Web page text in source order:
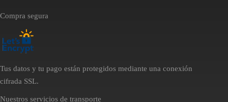
Compra segura
Tus datos y tu pago están protegidos mediante una conexión
cifrada SSL.
Nuestros servicios de transporte